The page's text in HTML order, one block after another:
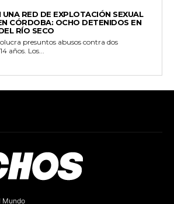
RED DE EXPLOTACIÓN SEXUAL
CÓRDOBA: OCHO DETENIDOS EN
RÍO SECO
presuntos abusos contra dos
años. Los...
Mundo